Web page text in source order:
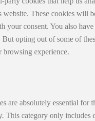
website. These cookies will
your consent. You also
But opting out of some of
browsing experience.
are absolutely essential for
This category only includes